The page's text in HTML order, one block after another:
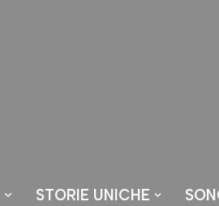
STORIE UNICHE